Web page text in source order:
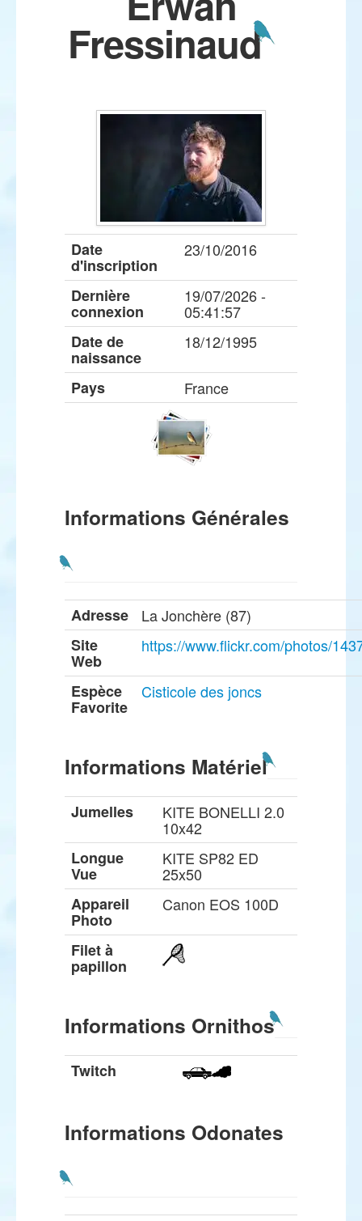
Fressinaud
Date
d'inscription
23/10/2016
Dernière
connexion
19/07/2026 -
05:41:57
Date de
naissance
18/12/1995
Pays France
Informations Générales
Adresse
La Jonchère (87)
Site
Web
https://www.flickr.com/photos/
Espèce
Favorite
Cisticole des joncs
Informations Matériel
Jumelles KITE BONELLI 2.0
10x42
Longue
Vue
KITE SP82 ED
25x50
Appareil
Photo
Canon EOS 100D
Filet à
papillon
Informations Ornithos
Twitch
Informations Odonates